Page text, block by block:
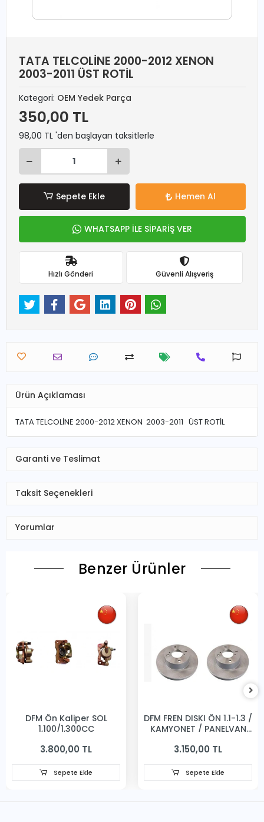
TATA TELCOLİNE 2000-2012 XENON
2003-2011 ÜST ROTİL
Kategori: OEM Yedek Parça
350,00 TL
98,00 TL 'den başlayan taksitlerle
Sepete Ekle Hemen Al
WHATSAPP İLE SİPARİŞ VER
Hızlı Gönderi Güvenli Alışveriş
Ürün Açıklaması
TATA TELCOLİNE 2000-2012 XENON 2003-2011 ÜST ROTİL
Garanti ve Teslimat
Taksit Seçenekleri
Yorumlar
Benzer Ürünler
DFM Ön Kaliper SOL
1,100/1,300CC
3.800,00 TL
Sepete Ekle
DFM FREN DISKI ÖN 1.1-1.3 /
KAMYONET / PANELVAN
3.150,00 TL
Sepete Ekle